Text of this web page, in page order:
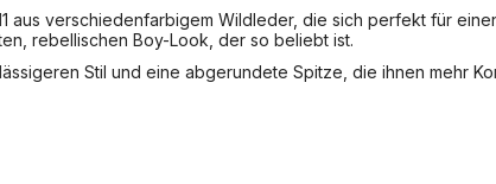
aus verschiedenfarbigem Wildleder, die sich perfekt für
rebellischen Boy-Look, der so beliebt ist.
Stil und eine abgerundete Spitze, die ihnen mehr